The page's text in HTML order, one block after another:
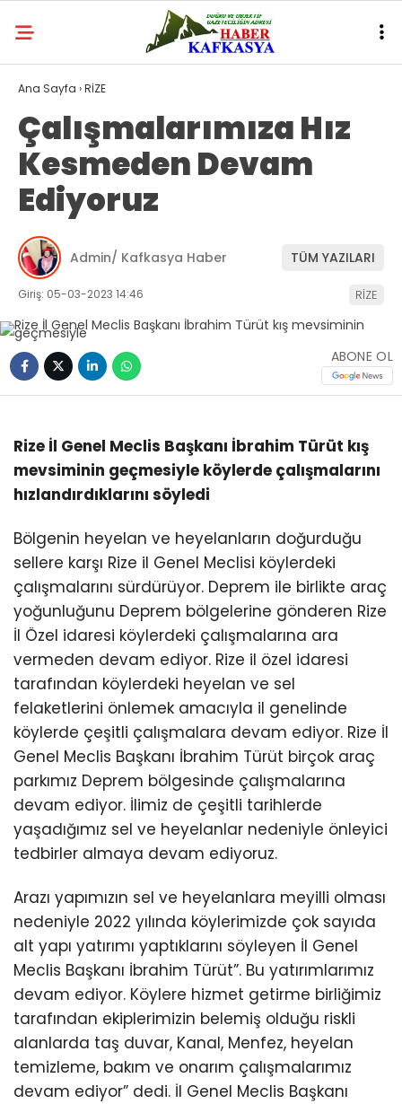
Ana Sayfa ›RİZE
Çalışmalarımıza Hız
Kesmeden Devam
Ediyoruz
Admin/ Kafkasya Haber TÜM YAZILARI
Giriş: 05-03-2023 14:46 RİZE
ABONE OL
Rize İl Genel Meclis Başkanı İbrahim Türüt kış
mevsiminin geçmesiyle köylerde çalışmalarını
hızlandırdıklarını söyledi
Bölgenin heyelan ve heyelanların doğurduğu
sellere karşı Rize il Genel Meclisi köylerdeki
çalışmalarını sürdürüyor. Deprem ile birlikte araç
yoğunluğunu Deprem bölgelerine gönderen Rize
İl Özel idaresi köylerdeki çalışmalarına ara
vermeden devam ediyor. Rize il özel idaresi
tarafından köylerdeki heyelan ve sel
felaketlerini önlemek amacıyla il genelinde
köylerde çeşitli çalışmalara devam ediyor. Rize İl
Genel Meclis Başkanı İbrahim Türüt birçok araç
parkımız Deprem bölgesinde çalışmalarına
devam ediyor. İlimiz de çeşitli tarihlerde
yaşadığımız sel ve heyelanlar nedeniyle önleyici
tedbirler almaya devam ediyoruz.
Arazı yapımızın sel ve heyelanlara meyilli olması
nedeniyle 2022 yılında köylerimizde çok sayıda
alt yapı yatırımı yaptıklarını söyleyen İl Genel
Meclis Başkanı İbrahim Türüt”. Bu yatırımlarımız
devam ediyor. Köylere hizmet getirme birliğimiz
tarafından ekiplerimizin belemiş olduğu riskli
alanlarda taş duvar, Kanal, Menfez, heyelan
temizleme, bakım ve onarım çalışmalarımız
devam ediyor” dedi. İl Genel Meclis Başkanı